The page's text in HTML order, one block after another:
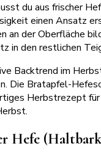
du aus frischer
einen Ansatz
an der Oberfläche
in den restlichen
Hefe